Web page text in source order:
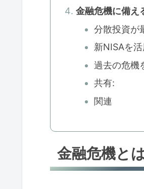
金融危機に備え
分散投資が
新NISAを
過去の危機
共有:
関連
金融危機と